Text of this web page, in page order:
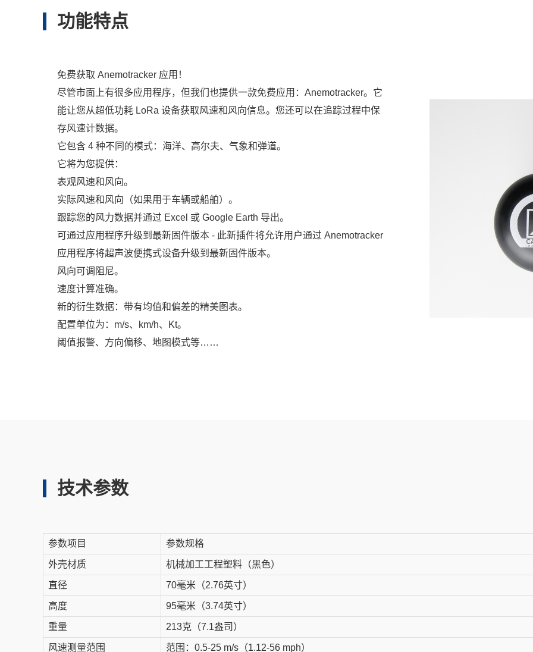
功能特点
免费获取 Anemotracker 应用！
尽管市面上有很多应用程序，但我们也提供一款免费应用：Anemotracker。它
能让您从超低功耗 LoRa 设备获取风速和风向信息。您还可以在追踪过程中保
存风速计数据。
它包含 4 种不同的模式：海洋、高尔夫、气象和弹道。
它将为您提供：
表观风速和风向。
实际风速和风向（如果用于车辆或船舶）。
跟踪您的风力数据并通过 Excel 或 Google Earth 导出。
可通过应用程序升级到最新固件版本 - 此新插件将允许用户通过 Anemotracker
应用程序将超声波便携式设备升级到最新固件版本。
风向可调阻尼。
速度计算准确。
新的衍生数据：带有均值和偏差的精美图表。
配置单位为：m/s、km/h、Kt。
阈值报警、方向偏移、地图模式等……
技术参数
参数项目 参数规格
外壳材质 机械加工工程塑料（黑色）
直径 70毫米（2.76英寸）
高度 95毫米（3.74英寸）
重量 213克（7.1盎司）
风速测量范围 范围：0.5-25 m/s（1.12-56 mph）